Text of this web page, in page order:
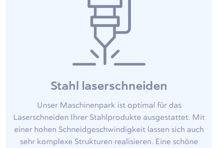
Stahl laserschneiden
Unser Maschinenpark ist optimal für das
Laserschneiden Ihrer Stahlprodukte ausgestattet. Mit
einer hohen Schneidgeschwindigkeit lassen sich auch
sehr komplexe Strukturen realisieren. Eine schöne